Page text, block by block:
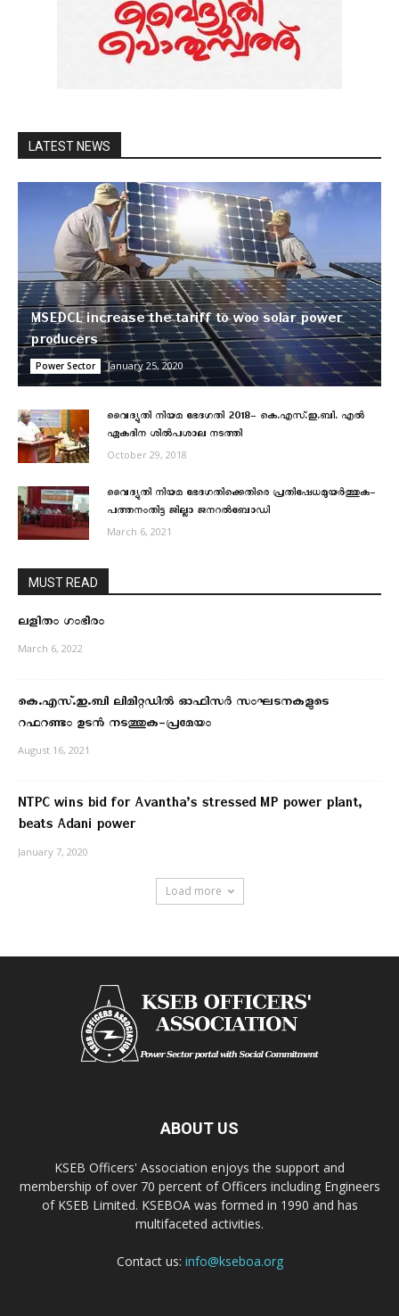
LATEST NEWS
MSEDCL increase the tariff to woo solar power
producers
Power Sector January 25, 2020
വൈദ്യുതി നിയമ ഭേദഗതി 2018- കെ.എസ്.ഇ.ബി. എൽ
ഏകദിന ശില്‍പശാല നടത്തി
October 29, 2018
വൈദ്യുതി നിയമ ഭേദഗതിക്കെതിരെ പ്രതിഷേധമുയര്‍ത്തുക-
പത്തനംതിട്ട ജില്ലാ ജനറല്‍ബോഡി
March 6, 2021
MUST READ
ലളിതം ഗംഭീരം
March 6, 2022
കെ.എസ്.ഇ.ബി ലിമിറ്റഡിൽ ഓഫിസർ സംഘടനകളുടെ
റഫറണ്ടം ഉടൻ നടത്തുക-പ്രമേയം
August 16, 2021
NTPC wins bid for Avantha’s stressed MP power plant,
beats Adani power
January 7, 2020
Load more
ABOUT US
KSEB Officers' Association enjoys the support and
membership of over 70 percent of Officers including Engineers
of KSEB Limited. KSEBOA was formed in 1990 and has
multifaceted activities.
Contact us: info@kseboa.org